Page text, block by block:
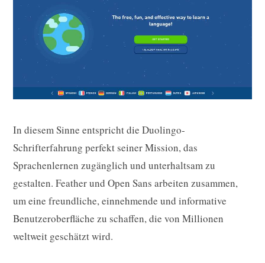
In diesem Sinne entspricht die Duolingo-
Schrifterfahrung perfekt seiner Mission, das
Sprachenlernen zugänglich und unterhaltsam zu
gestalten. Feather und Open Sans arbeiten zusammen,
um eine freundliche, einnehmende und informative
Benutzeroberfläche zu schaffen, die von Millionen
weltweit geschätzt wird.